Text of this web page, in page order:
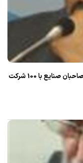
معاون وزیراموراقتصادی ودارایی خبر داد: جلسه صاحبان صنایع با 100 شركت